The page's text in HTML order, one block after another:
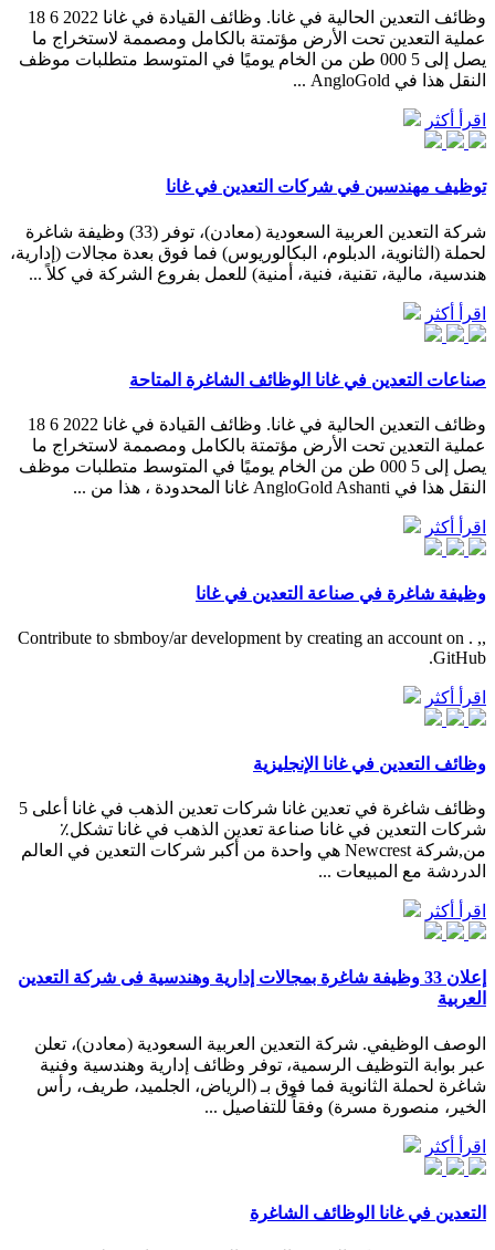
وظائف التعدين الحالية في غانا. وظائف القيادة في غانا 2022 6 18
عملية التعدين تحت الأرض مؤتمتة بالكامل ومصممة لاستخراج ما
يصل إلى 5 000 طن من الخام يوميًا في المتوسط متطلبات موظف
النقل هذا في AngloGold ...
اقرأ أكثر
توظيف مهندسين في شركات التعدين في غانا
شركة التعدين العربية السعودية (معادن)، توفر (33) وظيفة شاغرة
لحملة (الثانوية، الدبلوم، البكالوريوس) فما فوق بعدة مجالات (إدارية،
هندسية، مالية، تقنية، فنية، أمنية) للعمل بفروع الشركة في كلاً ...
اقرأ أكثر
صناعات التعدين في غانا الوظائف الشاغرة المتاحة
وظائف التعدين الحالية في غانا. وظائف القيادة في غانا 2022 6 18
عملية التعدين تحت الأرض مؤتمتة بالكامل ومصممة لاستخراج ما
يصل إلى 5 000 طن من الخام يوميًا في المتوسط متطلبات موظف
النقل هذا في AngloGold Ashanti غانا المحدودة ، هذا من ...
اقرأ أكثر
وظيفة شاغرة في صناعة التعدين في غانا
,, . Contribute to sbmboy/ar development by creating an account on
GitHub.
اقرأ أكثر
وظائف التعدين في غانا الإنجليزية
وظائف شاغرة في تعدين غانا شركات تعدين الذهب في غانا أعلى 5
شركات التعدين في غانا صناعة تعدين الذهب في غانا تشكل٪
من,شركة Newcrest هي واحدة من أكبر شركات التعدين في العالم
الدردشة مع المبيعات ...
اقرأ أكثر
إعلان 33 وظيفة شاغرة بمجالات إدارية وهندسية فى شركة التعدين
العربية
الوصف الوظيفي. شركة التعدين العربية السعودية (معادن)، تعلن
عبر بوابة التوظيف الرسمية، توفر وظائف إدارية وهندسية وفنية
شاغرة لحملة الثانوية فما فوق بـ (الرياض، الجلميد، طريف، رأس
الخير، منصورة مسرة) وفقاً للتفاصيل ...
اقرأ أكثر
التعدين في غانا الوظائف الشاغرة